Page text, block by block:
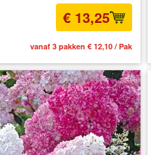
€ 13,25
vanaf 3 pakken € 12,10 / Pak